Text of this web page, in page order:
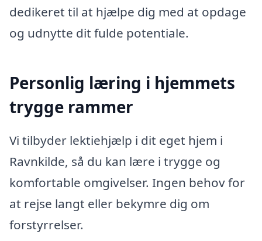
dedikeret til at hjælpe dig med at opdage
og udnytte dit fulde potentiale.
Personlig læring i hjemmets
trygge rammer
Vi tilbyder lektiehjælp i dit eget hjem i
Ravnkilde, så du kan lære i trygge og
komfortable omgivelser. Ingen behov for
at rejse langt eller bekymre dig om
forstyrrelser.